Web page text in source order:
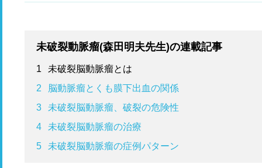
未破裂動脈瘤(森田明夫先生)の連載記事
1
未破裂脳動脈瘤とは
2
脳動脈瘤とくも膜下出血の関係
3
未破裂脳動脈瘤、破裂の危険性
4
未破裂脳動脈瘤の治療
5
未破裂脳動脈瘤の症例パターン